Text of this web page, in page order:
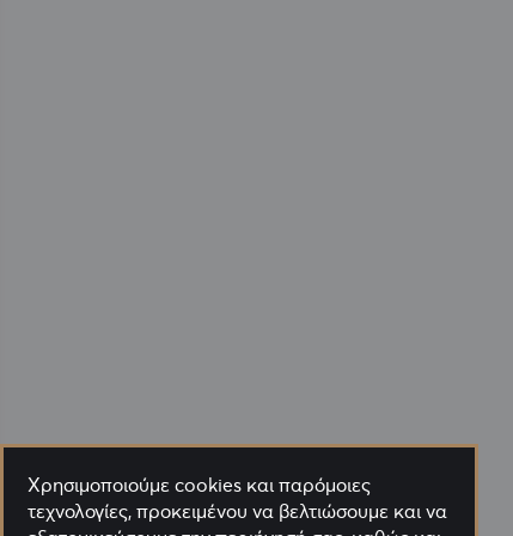
Χρησιμοποιούμε cookies και παρόμοιες
τεχνολογίες, προκειμένου να βελτιώσουμε και να